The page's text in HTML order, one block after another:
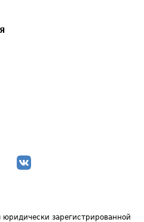
юридически зарегистрированной